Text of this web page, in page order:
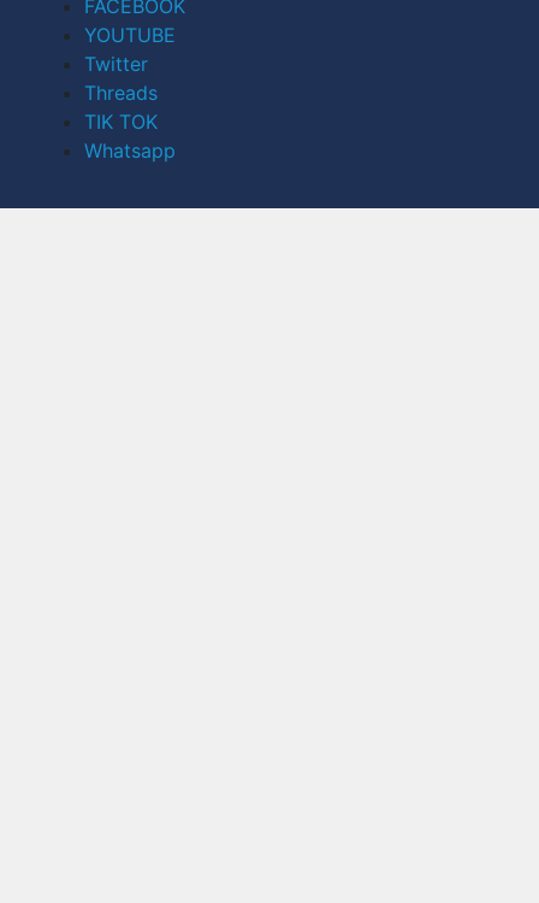
FACEBOOK
YOUTUBE
Twitter
Threads
TIK TOK
Whatsapp